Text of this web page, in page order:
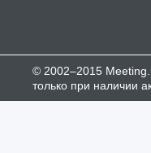
© 2002–2015
только при наличии